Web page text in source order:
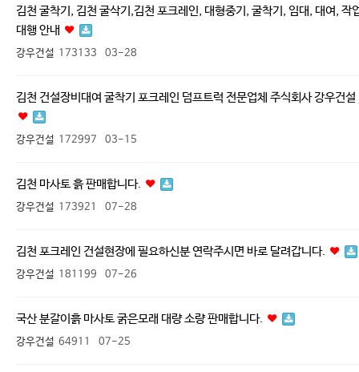
김천 굴착기, 김천 굴삭기,김천 포크레인, 대형중기, 굴착기, 임대, 대여, 작
대행 안내
강우건설 173133 03-28
김천 건설장비대여 굴착기 포크레인 덤프트럭 전문업체 주식회사 강우건설
강우건설 172997 03-15
김천 마사토 흙 판매합니다.
강우건설 173921 07-28
김천 포크레인 건설현장에 필요하신분 연락주시면 바로 달려갑니다.
강우건설 181199 07-26
국산 분갈이흙 마사토 굵은모래 대량 소량 판매합니다.
강우건설 64911 07-25